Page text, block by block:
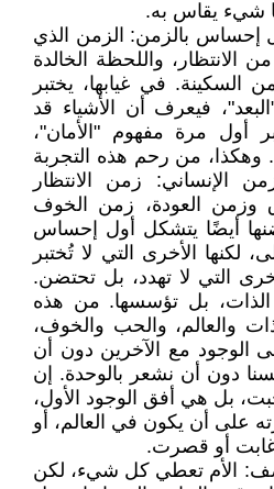
شيء يقاس به.
بالزمن: الزمن الذي
الانتظار، واللحظة الخالدة
في غيابها، يختبر
فيعرف أن الأشياء قد
أول مرة مفهوم "الأمان"،
وهكذا، من رحم هذه التجربة
الإنساني: زمن الانتظار
وزمن العودة، زمن الخوف
أيضًا يتشكل أول إحساس
لكنها الأخرى التي لا تُختبر
التي لا تهدد، بل تحتضن.
الذات، بل تؤسسها. من هذه
والعالم، والحب والخوف،
الوجود مع الآخرين دون أن
دون أن نشعر بالوحدة. إن
بل هي أفق الوجود الأول،
على أن يكون في العالم، أو
غابت أو قصرت.
توصف: الأم تعطي كل شيء، لكن